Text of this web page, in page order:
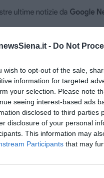
- Do Not
wish to opt-out of the sale,
information for targeted
your selection. Please note
seeing interest-based ads
disclosed to third parties
disclosure of your personal
This information may
Participants that may
Toscana iscriviti alla
nella tua casella di
a fare utile
di capitale
danni